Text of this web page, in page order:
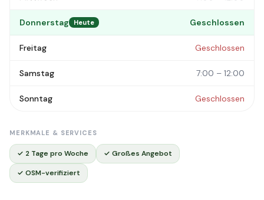
Donnerstag Heute Geschlossen
Freitag Geschlossen
Samstag 7:00 – 12:00
Sonntag Geschlossen
MERKMALE & SERVICES
✓ 2 Tage pro Woche ✓ Großes Angebot
✓ OSM-verifiziert